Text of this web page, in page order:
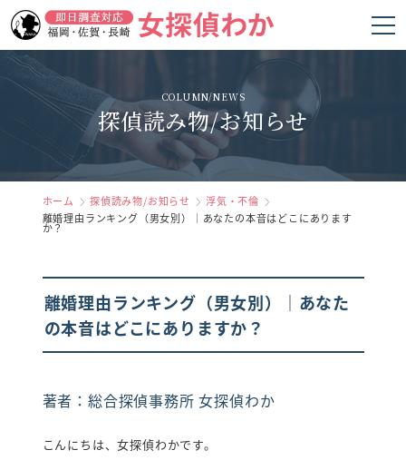
女探偵わかの強み
調査項目
料金
お客様の声
よくあるご質問
弁護士紹介
行政書士紹介
COLUMN/NEWS
探偵読み物/お知らせ
ホーム 探偵読み物/お知らせ
浮気・不倫
離婚理由ランキング（男女別）｜あなたの本音はどこにあります
か？
離婚理由ランキング（男女別）｜あなた
の本音はどこにありますか？
著者：総合探偵事務所 女探偵わか
こんにちは、女探偵わかです。